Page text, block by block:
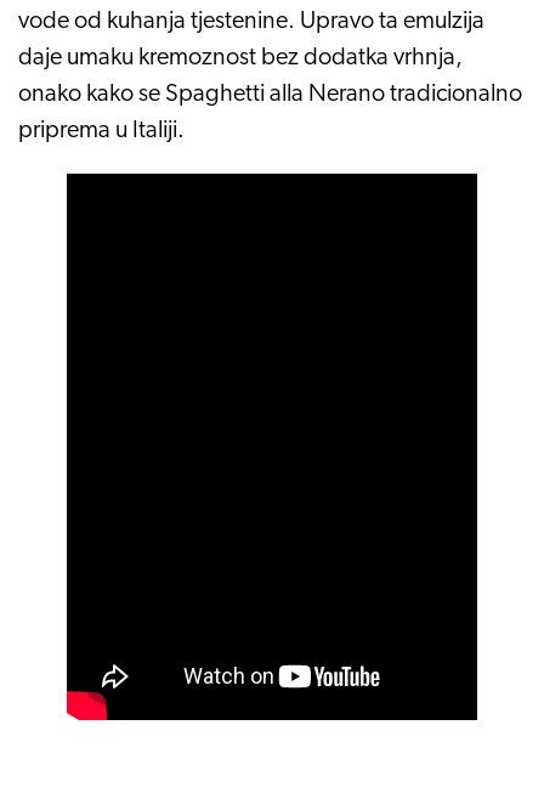
vode od kuhanja tjestenine. Upravo ta emulzija
daje umaku kremoznost bez dodatka vrhnja,
onako kako se Spaghetti alla Nerano tradicionalno
priprema u Italiji.